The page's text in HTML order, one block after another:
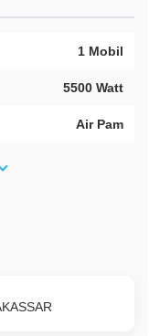
1 Mobil
5500 Watt
Air Pam